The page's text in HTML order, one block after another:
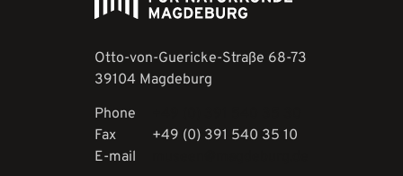
Otto-von-Guericke-Straße 68-73
39104 Magdeburg
Phone
Fax
+49 (0) 391 540 35 10
E-mail